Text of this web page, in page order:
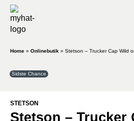
Home » Onlinebutik » Stetson – Trucker Cap Wild
Sidste Chance
STETSON
Stetson – Trucker